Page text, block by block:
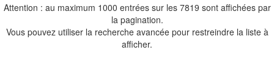
Attention : au maximum 1000 entrées sur les 7819 sont affichées par
la pagination.
Vous pouvez utiliser la recherche avancée pour restreindre la liste à
afficher.